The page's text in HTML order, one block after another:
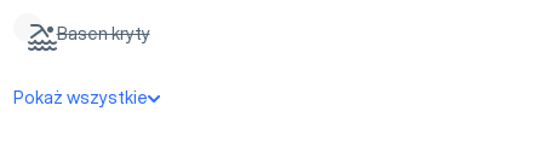
Basen kryty
Pokaż wszystkie